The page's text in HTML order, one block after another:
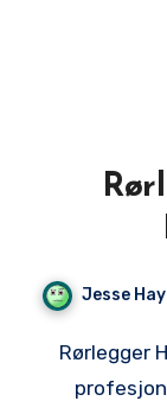
Jesse
Rørlegger Harstad tilbyr et bredt spekter av